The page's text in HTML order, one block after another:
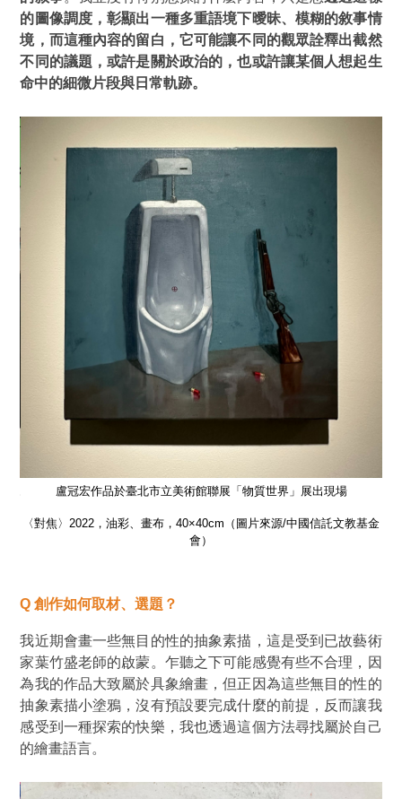
的圖像調度，彰顯出一種多重語境下曖昧、模糊的敘事情
境，而這種內容的留白，它可能讓不同的觀眾詮釋出截然
不同的議題，或許是關於政治的，也或許讓某個人想起生
命中的細微片段與日常軌跡。
盧冠宏作品於臺北市立美術館聯展「物質世界」展出現場
〈對焦〉2022，油彩、畫布，40×40cm（圖片來源/中國信託文教基金
會）
Q創作如何取材、選題？
我近期會畫一些無目的性的抽象素描，這是受到已故藝術
家葉竹盛老師的啟蒙。乍聽之下可能感覺有些不合理，因
為我的作品大致屬於具象繪畫，但正因為這些無目的性的
抽象素描小塗鴉，沒有預設要完成什麼的前提，反而讓我
感受到一種探索的快樂，我也透過這個方法尋找屬於自己
的繪畫語言。